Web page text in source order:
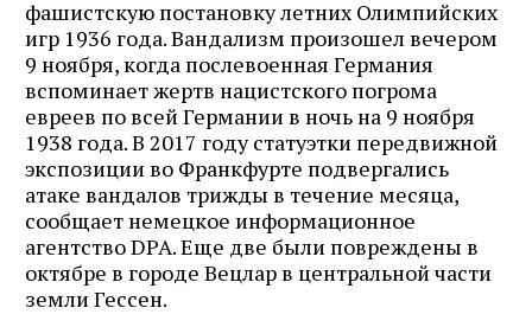
фашистскую постановку летних Олимпийских
игр 1936 года. Вандализм произошел вечером
9 ноября, когда послевоенная Германия
вспоминает жертв нацистского погрома
евреев по всей Германии в ночь на 9 ноября
1938 года. В 2017 году статуэтки передвижной
экспозиции во Франкфурте подвергались
атаке вандалов трижды в течение месяца,
сообщает немецкое информационное
агентство DPA. Еще две были повреждены в
октябре в городе Вецлар в центральной части
земли Гессен.